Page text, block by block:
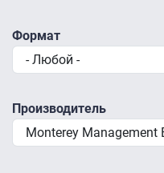
Формат
Производитель